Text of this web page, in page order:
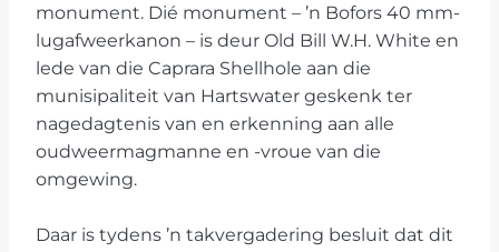
monument. Dié monument – ’n Bofors 40 mm-
lugafweerkanon – is deur Old Bill W.H. White en
lede van die Caprara Shellhole aan die
munisipaliteit van Hartswater geskenk ter
nagedagtenis van en erkenning aan alle
oudweermagmanne en -vroue van die
omgewing.
Daar is tydens ’n takvergadering besluit dat dit